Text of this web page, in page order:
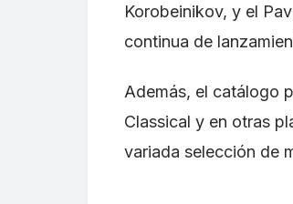
Korobeinikov, y el
continua de
Además, el catálogo
Classical y en otras
variada selección de